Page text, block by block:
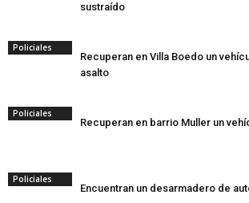
sustraído
Policiales
Recuperan en Villa Boedo un
asalto
Policiales
Recuperan en barrio Muller un
Policiales
Encuentran un desarmadero de